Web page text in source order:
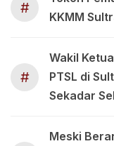
#
KKMM
#
Wakil
PTSL di
Sekadar
Meski